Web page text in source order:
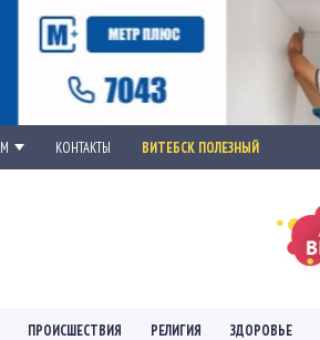
КОНТАКТЫ ВИТЕБСК ПОЛЕЗНЫЙ
ПРОИСШЕСТВИЯ РЕЛИГИЯ ЗДОРОВЬЕ